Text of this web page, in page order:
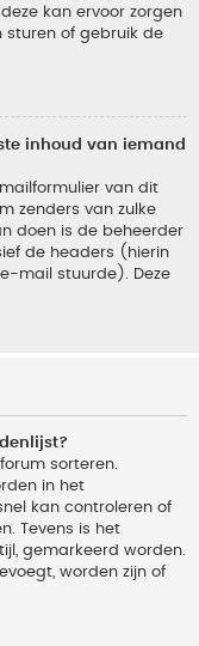
kan ervoor zorgen
sturen of gebruik de
inhoud van iemand
van dit
zenders van zulke
doen is de beheerder
de headers (hierin
mail stuurde). Deze
sorteren.
in het
kan controleren of
Tevens is het
gemarkeerd worden.
worden zijn of